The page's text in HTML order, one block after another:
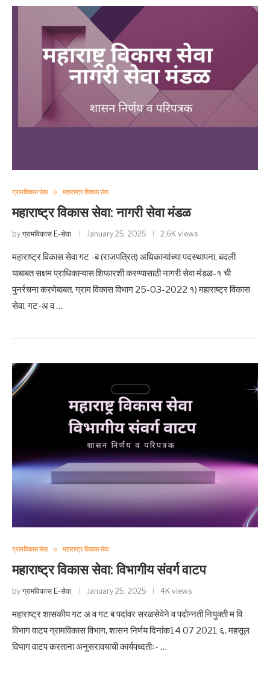
ग्रामविकास सेवा महाराष्ट्र विकास सेवा
महाराष्ट्र विकास सेवा: नागरी सेवा मंडळ
by ग्रामविकास E-सेवा January 25, 2025 2.6K views
महाराष्ट्र विकास सेवा गट -ब (राजपत्रित) अधिकाऱ्यांच्या पदस्थापना, बदली
याबाबत सक्षम प्राधिकाऱ्यास शिफारशी करण्यासाठी नागरी सेवा मंडळ-१ ची
पुनर्रचना करणेबाबत. ग्राम विकास विभाग 25-03-2022 १) महाराष्ट्र विकास
सेवा, गट-अ व …
ग्रामविकास सेवा महाराष्ट्र विकास सेवा
महाराष्ट्र विकास सेवा: विभागीय संवर्ग वाटप
by ग्रामविकास E-सेवा January 25, 2025 4K views
महाराष्ट्र शासकीय गट अ व गट ब पदांवर सरळसेवेने व पदोन्नती नियुक्ती म वि
विभाग वाटप ग्रामविकास विभाग, शासन निर्णय दिनांक14 07 2021 ६. महसूल
विभाग वाटप करताना अनुसरावयाची कार्यपध्दतीः- …